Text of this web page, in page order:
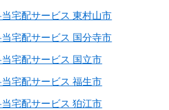
宅配サービス 東村山市
宅配サービス 国分寺市
宅配サービス 国立市
宅配サービス 福生市
宅配サービス 狛江市